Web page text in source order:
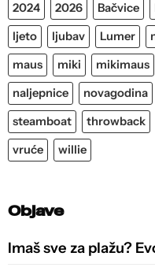
2024 2026 Bačvice
ljeto
ljubav Lumer
maus
miki mikimaus
naljepnice
novagodina
steamboat
throwback
vruće
willie
Objave
Imaš sve za plažu?